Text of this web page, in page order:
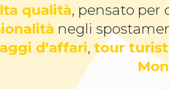
qualità, pensato per
negli
d’affari, tour